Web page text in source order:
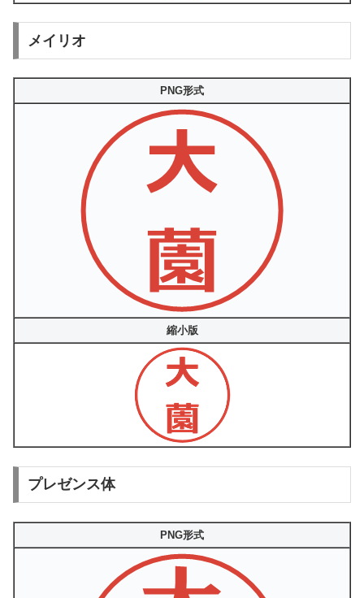
メイリオ
PNG形式
縮小版
プレゼンス体
PNG形式